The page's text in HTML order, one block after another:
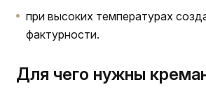
при высоких температурах
фактурности.
Для чего нужны